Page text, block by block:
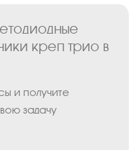
креп трио в
и получите
задачу